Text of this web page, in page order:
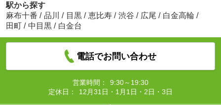
駅から探す
麻布十番 / 品川 / 目黒 / 恵比寿 / 渋谷 / 広尾 / 白金高輪 /
田町 / 中目黒 / 白金台
電話でお問い合わせ
営業時間：
9:30～19:30
定休日：
12月31日・1月1日・2日・3日